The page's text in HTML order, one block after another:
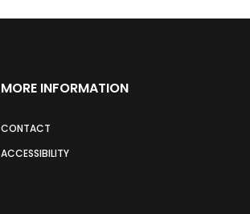
MORE INFORMATION
CONTACT
ACCESSIBILITY